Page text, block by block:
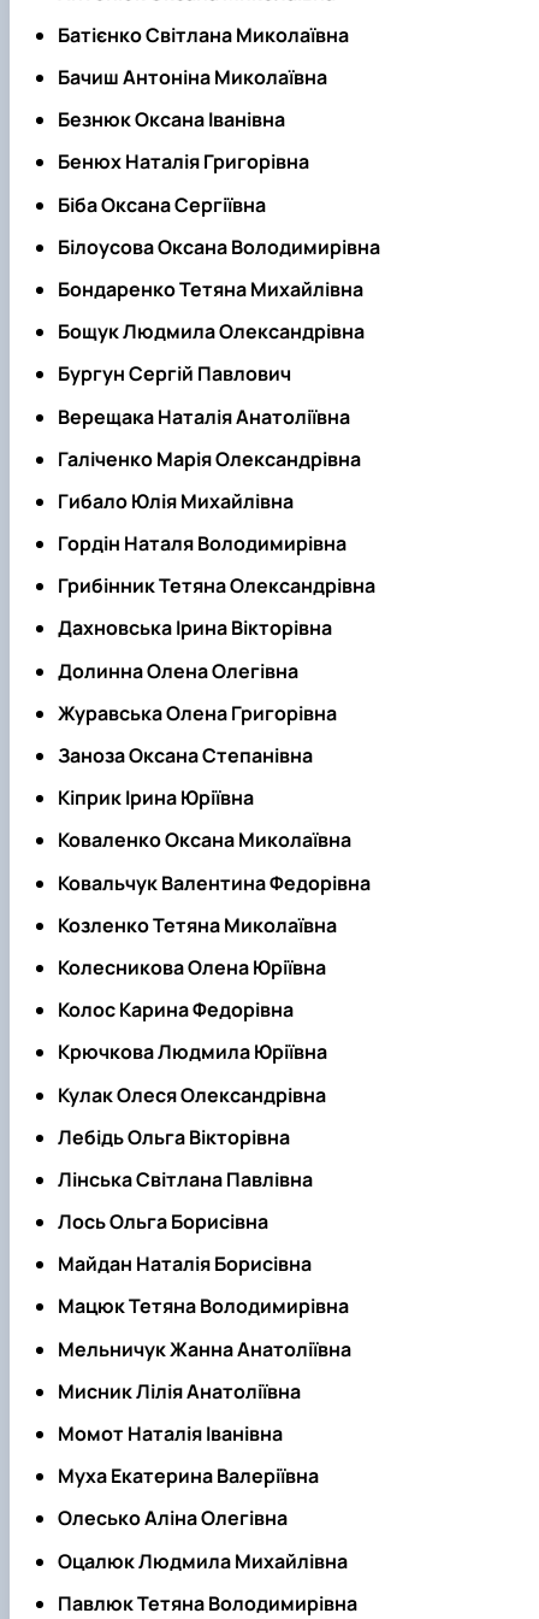
Батієнко Світлана Миколаївна
Бачиш Антоніна Миколаївна
Безнюк Оксана Іванівна
Бенюх Наталія Григорівна
Біба Оксана Сергіївна
Білоусова Оксана Володимирівна
Бондаренко Тетяна Михайлівна
Бощук Людмила Олександрівна
Бургун Сергій Павлович
Верещака Наталія Анатоліївна
Галіченко Марія Олександрівна
Гибало Юлія Михайлівна
Гордін Наталя Володимирівна
Грибінник Тетяна Олександрівна
Дахновська Ірина Вікторівна
Долинна Олена Олегівна
Журавська Олена Григорівна
Заноза Оксана Степанівна
Кіприк Ірина Юріївна
Коваленко Оксана Миколаївна
Ковальчук Валентина Федорівна
Козленко Тетяна Миколаївна
Колесникова Олена Юріївна
Колос Карина Федорівна
Крючкова Людмила Юріївна
Кулак Олеся Олександрівна
Лебідь Ольга Вікторівна
Лінська Світлана Павлівна
Лось Ольга Борисівна
Майдан Наталія Борисівна
Мацюк Тетяна Володимирівна
Мельничук Жанна Анатоліївна
Мисник Лілія Анатоліївна
Момот Наталія Іванівна
Муха Екатерина Валеріївна
Олесько Аліна Олегівна
Оцалюк Людмила Михайлівна
Павлюк Тетяна Володимирівна